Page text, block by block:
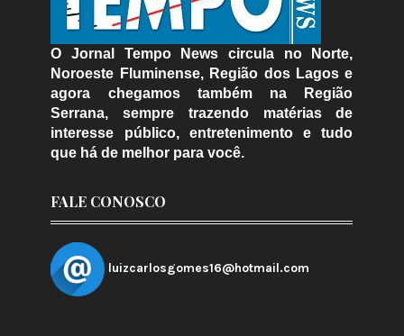
O Jornal Tempo News circula no Norte,
Noroeste Fluminense, Região dos Lagos e
agora chegamos também na Região
Serrana, sempre trazendo matérias de
interesse público, entretenimento e tudo
que há de melhor para você.
FALE CONOSCO
luizcarlosgomes16@hotmail.com